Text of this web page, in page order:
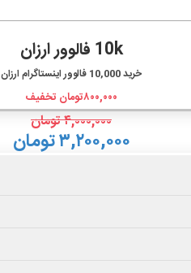
10k فالوور ارزان
خرید10,000 فالوور اینستاگرام ارزان
۸۰۰,۰۰۰تومان تخفیف
۴,۰۰۰,۰۰۰تومان
۳,۲۰۰,۰۰۰ تومان